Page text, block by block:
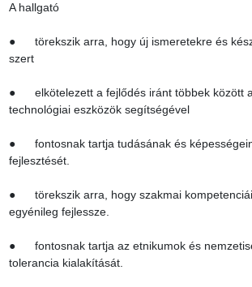
A hallgató
●      törekszik arra, hogy új ismeretekre és
szert
●      elkötelezett a fejlődés iránt többek között
technológiai eszközök segítségével
●      fontosnak tartja tudásának és
fejlesztését.
●      törekszik arra, hogy szakmai
egyénileg fejlessze.
●      fontosnak tartja az etnikumok és
tolerancia kialakítását.